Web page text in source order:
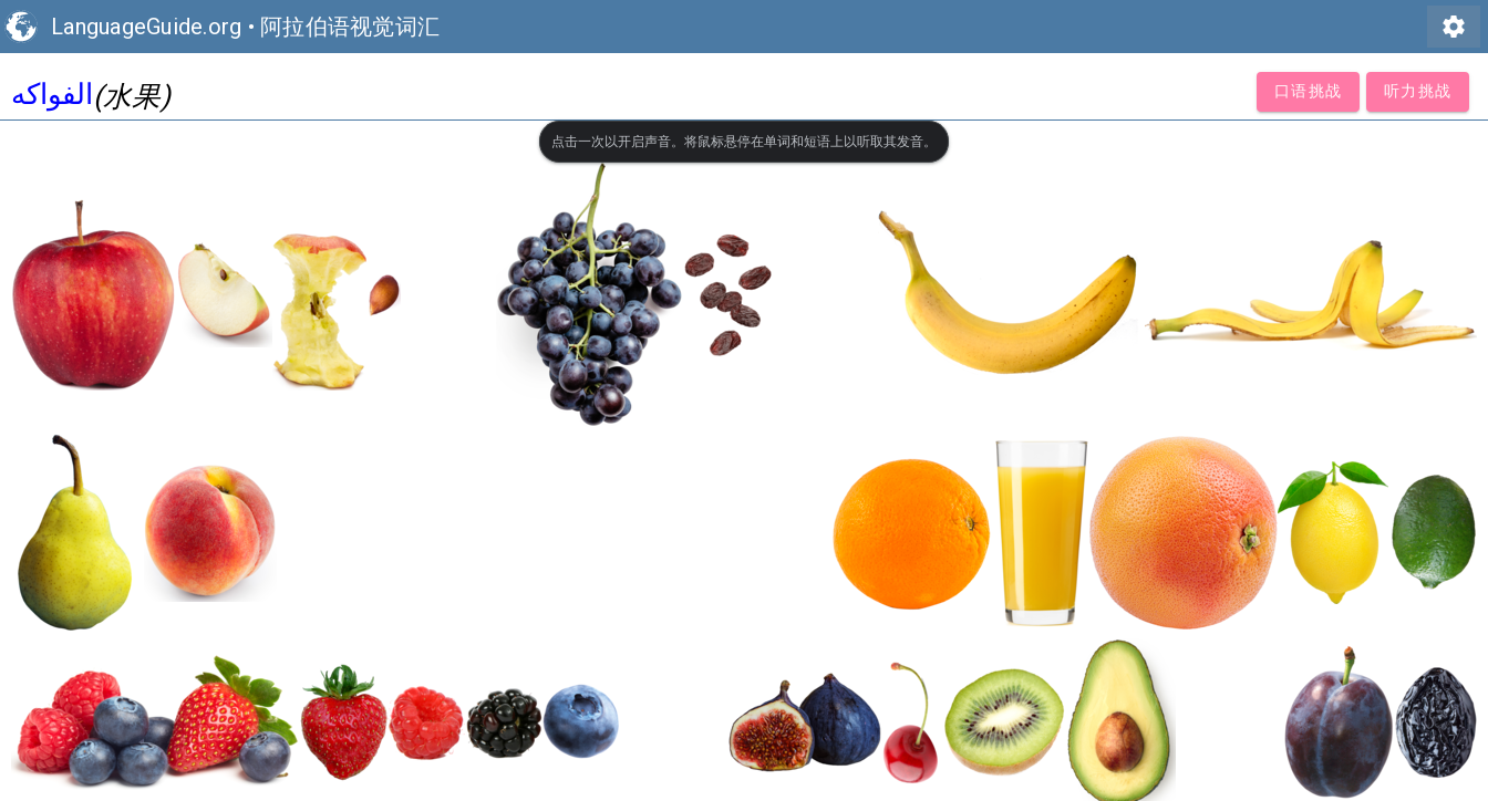
LanguageGuide.org • 阿拉伯语视觉词汇 settings
الفواكه(水果) 口语挑战 听力挑战
点击一次以开启声音。将鼠标悬停在单词和短语上以听取其发音。